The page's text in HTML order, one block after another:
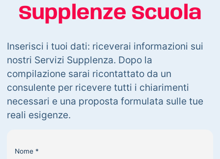
Supplenze Scuola
Inserisci i tuoi dati: riceverai informazioni sui
nostri Servizi Supplenza. Dopo la
compilazione sarai ricontattato da un
consulente per ricevere tutti i chiarimenti
necessari e una proposta formulata sulle tue
reali esigenze.
Nome *